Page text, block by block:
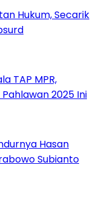
Hukum, Secarik
TAP MPR,
2025 Ini
Hasan
Subianto